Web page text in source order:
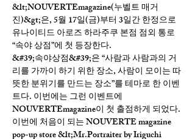
&lt;NOUVERTEmagazine(누벨트 매거
진)&gt;은, 5월 17일(금)부터 3일간 한정으로
유나이티드 아로즈 하라주쿠 본점 점외 통로
“속야 상점”에 첫 등장한다.
&#39;속야상점&#39;은 “사람과 사람과의 거
리를 가까이 하기 위한 장소, 사람이 모이는 따
뜻한 분위기를 만드는 장소”를 테마로 한 이벤
트다. 이번에는 그런 이벤트에
NOUVERTEmagazine이 첫 출점하게 되었다.
이번에 처음이 되는 NOUVERTE magazine
pop-up store &lt;Mr.Portraiter by Iriguchi